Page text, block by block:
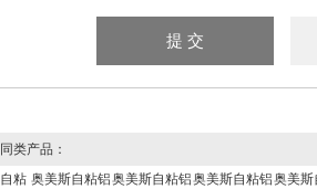
类产品：
粘 奥美斯自粘铝奥美斯自粘铝奥美斯自粘铝奥美斯